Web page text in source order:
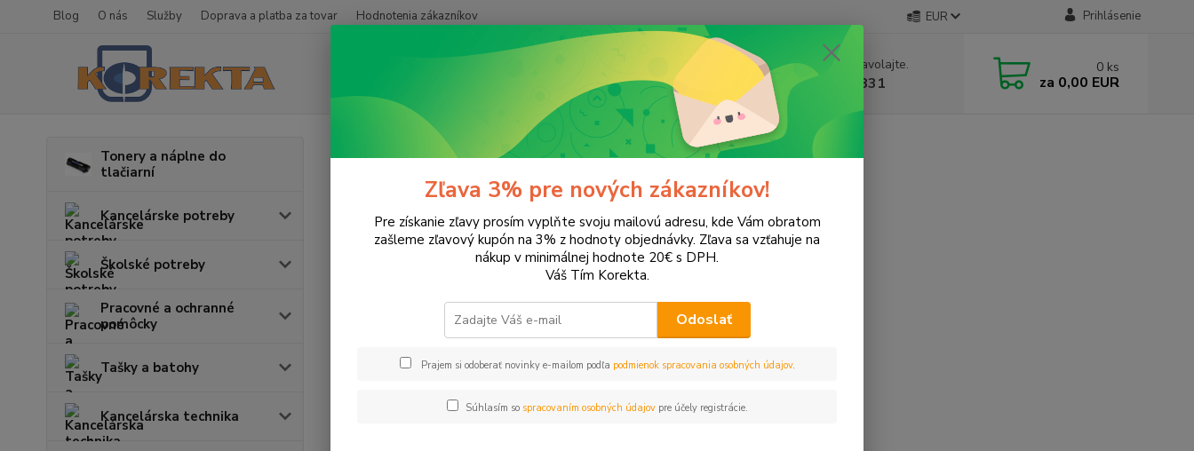
Blog O nás Služby Doprava a platba za tovar Hodnotenia zákazníkov EUR Prihlásenie
Neviete si rady? Zavolajte.
+421 905 615 831
0 ks
za 0,00 EUR
Tonery a náplne do
tlačiarní
Kancelárske potreby
Školské potreby
Pracovné a ochranné
pomôcky
Tašky a batohy
Kancelárska technika
Tonery a náplne do tlačiarní Canon NP 6220
NP 6220
V tejto kategórii nebol nájdený žiadny tovar.
Zľava 3% pre nových zákazníkov!
Pre získanie zľavy prosím vyplňte svoju mailovú adresu, kde Vám obratom
zašleme zľavový kupón na 3% z hodnoty objednávky. Zľava sa vzťahuje na
nákup v minimálnej hodnote 20€ s DPH.
Váš Tím Korekta.
Odoslať
Prajem si odoberať novinky e-mailom podľa podmienok spracovania osobných údajov.
Súhlasím so spracovaním osobných údajovpre účely registrácie.